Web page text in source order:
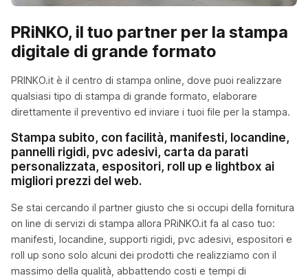
PRiNKO, il tuo partner per la stampa
digitale di grande formato
PRINKO.it è il centro di stampa online, dove puoi realizzare
qualsiasi tipo di stampa di grande formato, elaborare
direttamente il preventivo ed inviare i tuoi file per la stampa.
Stampa subito, con facilità, manifesti, locandine,
pannelli rigidi, pvc adesivi, carta da parati
personalizzata, espositori, roll up e lightbox ai
migliori prezzi del web.
Se stai cercando il partner giusto che si occupi della fornitura
on line di servizi di stampa allora PRiNKO.it fa al caso tuo:
manifesti, locandine, supporti rigidi, pvc adesivi, espositori e
roll up sono solo alcuni dei prodotti che realizziamo con il
massimo della qualità, abbattendo costi e tempi di